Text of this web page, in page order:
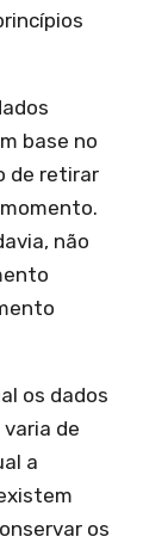
base no
de retirar
não
os dados
de
a
os